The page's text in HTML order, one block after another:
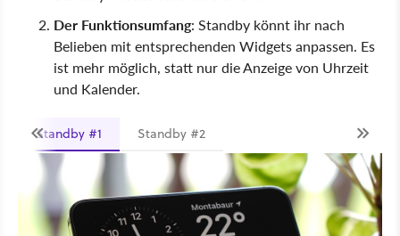
Der Funktionsumfang: Standby könnt ihr nach
Belieben mit entsprechenden Widgets anpassen. Es
ist mehr möglich, statt nur die Anzeige von Uhrzeit
und Kalender.
Standby #1 Standby #2